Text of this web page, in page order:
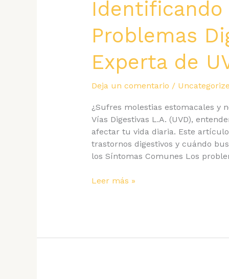
Problemas
Experta de
Deja un comentario /
¿Sufres molestias estomacales y
Vías Digestivas L.A. (UVD),
afectar tu vida diaria. Este
trastornos digestivos y cuándo
los Síntomas Comunes Los
Identificando
Leer más »